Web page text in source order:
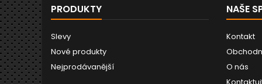
PRODUKTY
Slevy
Nové produkty
Nejprodávanější
NAŠE
Kontakt
O nás